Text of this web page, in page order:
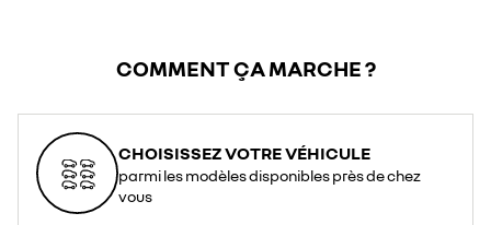
COMMENT ÇA MARCHE ?
CHOISISSEZ VOTRE VÉHICULE
parmi les modèles disponibles près de chez
vous